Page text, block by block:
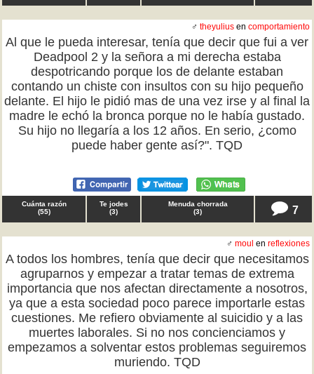
♂ theyulius en comportamiento
Al que le pueda interesar, tenía que decir que fui a ver
Deadpool 2 y la señora a mi derecha estaba
despotricando porque los de delante estaban
contando un chiste con insultos con su hijo pequeño
delante. El hijo le pidió mas de una vez irse y al final la
madre le echó la bronca porque no le había gustado.
Su hijo no llegaría a los 12 años. En serio, ¿como
puede haber gente así?". TQD
Cuánta razón
(55)
Te jodes
(3)
Menuda chorrada
(3) 7
♂ moul en reflexiones
A todos los hombres, tenía que decir que necesitamos
agruparnos y empezar a tratar temas de extrema
importancia que nos afectan directamente a nosotros,
ya que a esta sociedad poco parece importarle estas
cuestiones. Me refiero obviamente al suicidio y a las
muertes laborales. Si no nos concienciamos y
empezamos a solventar estos problemas seguiremos
muriendo. TQD